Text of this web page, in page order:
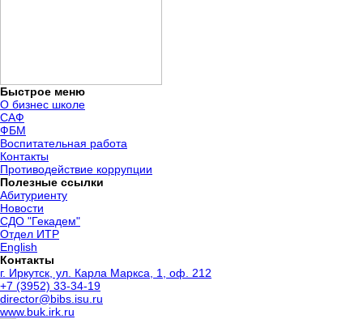
Быстрое меню
О бизнес школе
САФ
ФБМ
Воспитательная работа
Контакты
Противодействие коррупции
Полезные ссылки
Абитуриенту
Новости
СДО "Гекадем"
Отдел ИТР
English
Контакты
г. Иркутск, ул. Карла Маркса, 1, оф. 212
+7 (3952) 33-34-19
director@bibs.isu.ru
www.buk.irk.ru